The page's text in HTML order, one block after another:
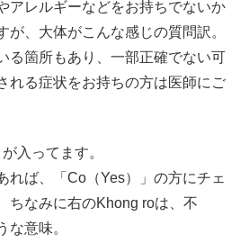
アレルギーなどをお持ちでないか
が、大体がこんな感じの質問訳。
る箇所もあり、一部正確でない可
れる症状をお持ちの方は医師にご
入ってます。
れば、「Co（Yes）」の方にチェ
ちなみに右のKhong roは、不
な意味。